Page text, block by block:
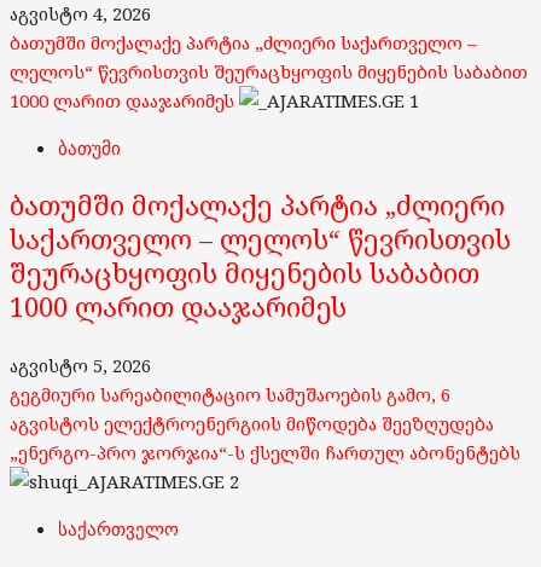
აგვისტო 4, 2026
ბათუმში მოქალაქე პარტია „ძლიერი საქართველო –
ლელოს“ წევრისთვის შეურაცხყოფის მიყენების საბაბით
1000 ლარით დააჯარიმეს
1
ბათუმი
ბათუმში მოქალაქე პარტია „ძლიერი
საქართველო – ლელოს“ წევრისთვის
შეურაცხყოფის მიყენების საბაბით
1000 ლარით დააჯარიმეს
აგვისტო 5, 2026
გეგმიური სარეაბილიტაციო სამუშაოების გამო, 6
აგვისტოს ელექტროენერგიის მიწოდება შეეზღუდება
„ენერგო-პრო ჯორჯია“-ს ქსელში ჩართულ აბონენტებს
2
საქართველო